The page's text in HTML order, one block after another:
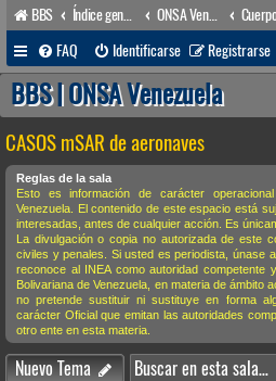
BBS Índice general ONSA Venezuela (acceso público)
FAQ
Identificarse Registrarse
BBS | ONSA Venezuela
CASOS mSAR de aeronaves
Reglas de la sala
Esto es información de carácter
Venezuela. El contenido de este espacio está
interesadas, antes de cualquier acción. Es
La divulgación o copia no autorizada de este
civiles y penales. Si usted es periodista, únase
reconoce al INEA como autoridad competente
Bolivariana de Venezuela, en materia de ámbito
no pretende sustituir ni sustituye en forma
carácter Oficial que emitan las autoridades
otro ente en esta materia.
Nuevo Tema